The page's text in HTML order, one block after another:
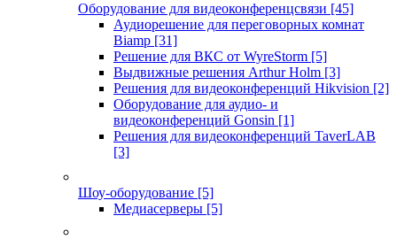
Оборудование для видеоконференцсвязи [45]
Аудиорешение для переговорных комнат
Biamp [31]
Решение для ВКС от WyreStorm [5]
Выдвижные решения Arthur Holm [3]
Решения для видеоконференций Hikvision [2]
Оборудование для аудио- и
видеоконференций Gonsin [1]
Решения для видеоконференций TaverLAB
[3]
Шоу-оборудование [5]
Медиасерверы [5]